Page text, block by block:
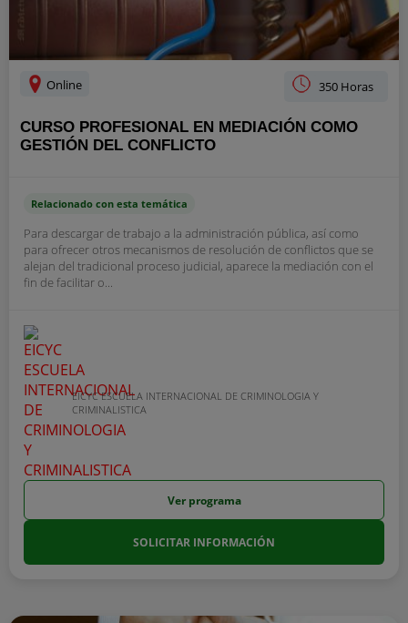
Online 350 Horas
CURSO PROFESIONAL EN MEDIACIÓN COMO
GESTIÓN DEL CONFLICTO
Relacionado con esta temática
Para descargar de trabajo a la administración pública, así como
para ofrecer otros mecanismos de resolución de conflictos que se
alejan del tradicional proceso judicial, aparece la mediación con el
fin de facilitar o...
EICYC ESCUELA INTERNACIONAL DE CRIMINOLOGIA Y
CRIMINALISTICA
Ver programa
SOLICITAR INFORMACIÓN